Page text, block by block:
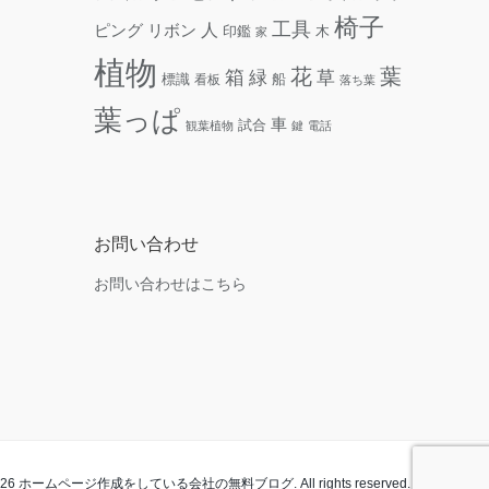
ピング リボン 人 印鑑 家 工具 木 椅子
植物 標識 看板 箱 緑 船 花 草 落ち葉 葉
葉っぱ 観葉植物 試合 車 鍵 電話
お問い合わせ
お問い合わせはこちら
ホームページ作成をしている会社の無料ブログ. All rights reserved.